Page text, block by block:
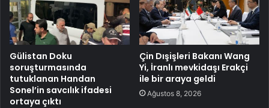
Gülistan Doku
soruşturmasında
tutuklanan Handan
Sonel’in savcılık ifadesi
ortaya çıktı
Çin Dışişleri Bakanı Wang
Yi, İranlı mevkidaşı Erakçi
ile bir araya geldi
Ağustos 8, 2026